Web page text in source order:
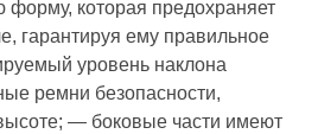
форму, которая предохраняет
гарантируя ему правильное
уровень наклона
ремни безопасности,
— боковые части имеют